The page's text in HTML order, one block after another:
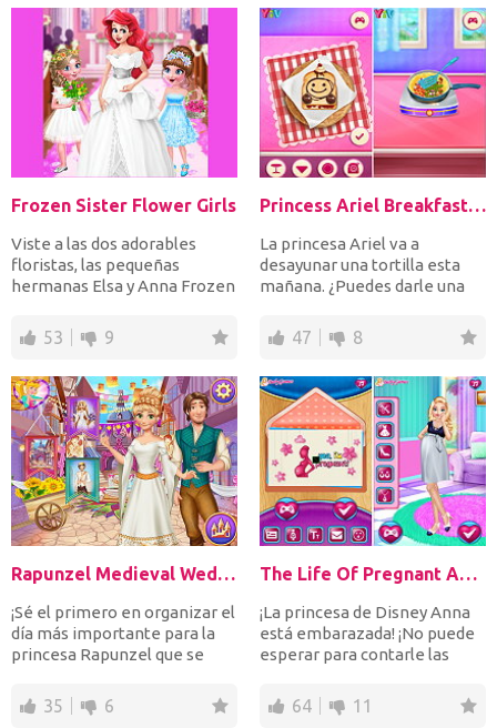
Frozen Sister Flower Girls
Viste a las dos adorables
floristas, las pequeñas
hermanas Elsa y Anna Frozen
53 9
Princess Ariel Breakfast Cooking 1
La princesa Ariel va a
desayunar una tortilla esta
mañana. ¿Puedes darle una
47 8
Rapunzel Medieval Wedding
¡Sé el primero en organizar el
día más importante para la
princesa Rapunzel que se
35 6
The Life Of Pregnant Anna
¡La princesa de Disney Anna
está embarazada! ¡No puede
esperar para contarle las
64 11